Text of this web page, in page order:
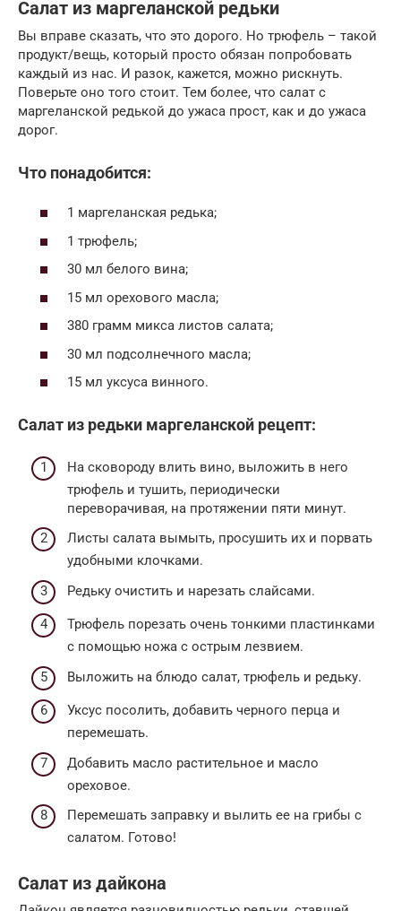
Салат из маргеланской редьки
Вы вправе сказать, что это дорого. Но трюфель – такой
продукт/вещь, который просто обязан попробовать
каждый из нас. И разок, кажется, можно рискнуть.
Поверьте оно того стоит. Тем более, что салат с
маргеланской редькой до ужаса прост, как и до ужаса
дорог.
Что понадобится:
1 маргеланская редька;
1 трюфель;
30 мл белого вина;
15 мл орехового масла;
380 грамм микса листов салата;
30 мл подсолнечного масла;
15 мл уксуса винного.
Салат из редьки маргеланской рецепт:
На сковороду влить вино, выложить в него
трюфель и тушить, периодически
переворачивая, на протяжении пяти минут.
Листы салата вымыть, просушить их и порвать
удобными клочками.
Редьку очистить и нарезать слайсами.
Трюфель порезать очень тонкими пластинками
с помощью ножа с острым лезвием.
Выложить на блюдо салат, трюфель и редьку.
Уксус посолить, добавить черного перца и
перемешать.
Добавить масло растительное и масло
ореховое.
Перемешать заправку и вылить ее на грибы с
салатом. Готово!
Салат из дайкона